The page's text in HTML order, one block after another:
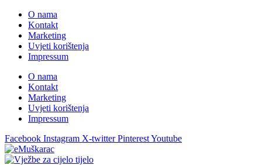
O nama
Kontakt
Marketing
Uvjeti korištenja
Impressum
O nama
Kontakt
Marketing
Uvjeti korištenja
Impressum
Facebook Instagram X-twitter PinterestYoutube